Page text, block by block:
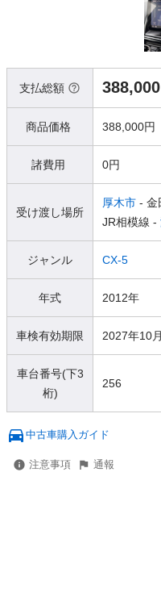
支払総額
商品価格 388,000円
諸費用 0円
受け渡し場所
厚木市 - 金
JR相模線 -
ジャンル CX-5
年式 2012年
車検有効期限 2027年10月
車台番号(下3
桁)
256
中古車購入ガイド
注意事項 通報